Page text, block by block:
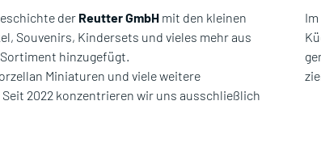
der Reutter GmbH mit den kleinen
Souvenirs, Kindersets und vieles mehr aus
hinzugefügt.
Miniaturen und viele weitere
2022 konzentrieren wir uns ausschließlich